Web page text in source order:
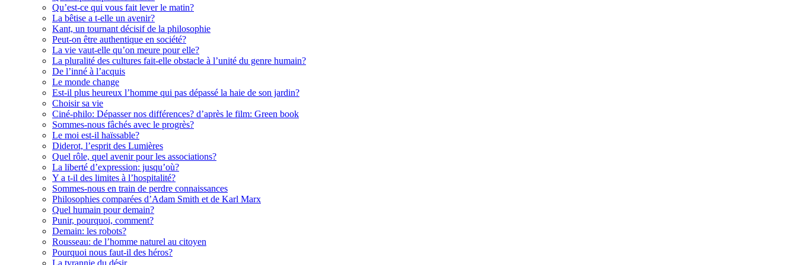
Qu’est-ce qui vous fait lever le matin?
La bêtise a t-elle un avenir?
Kant, un tournant décisif de la philosophie
Peut-on être authentique en société?
La vie vaut-elle qu’on meure pour elle?
La pluralité des cultures fait-elle obstacle à l’unité du genre humain?
De l’inné à l’acquis
Le monde change
Est-il plus heureux l’homme qui pas dépassé la haie de son jardin?
Choisir sa vie
Ciné-philo: Dépasser nos différences? d’après le film: Green book
Sommes-nous fâchés avec le progrès?
Le moi est-il haïssable?
Diderot, l’esprit des Lumières
Quel rôle, quel avenir pour les associations?
La liberté d’expression: jusqu’où?
Y a t-il des limites à l’hospitalité?
Sommes-nous en train de perdre connaissances
Philosophies comparées d’Adam Smith et de Karl Marx
Quel humain pour demain?
Punir, pourquoi, comment?
Demain: les robots?
Rousseau: de l’homme naturel au citoyen
Pourquoi nous faut-il des héros?
La tyrannie du désir